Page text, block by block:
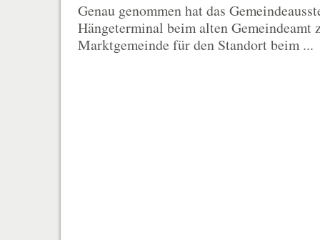
Genau genommen hat das
Hängeterminal beim alten Gemeindeamt
Marktgemeinde für den Standort beim ...